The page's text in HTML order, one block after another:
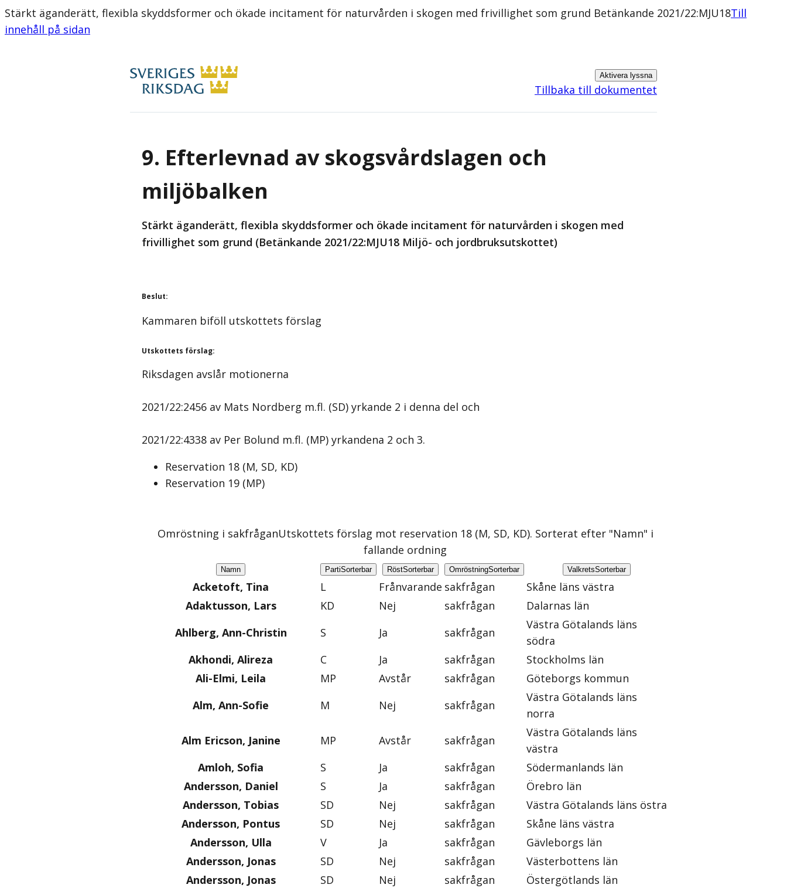
Stärkt äganderätt, flexibla skyddsformer och ökade incitament för naturvården i skogen med frivillighet som grund Betänkande 2021/22:MJU18Till
innehåll på sidan
Aktivera lyssna
Tillbaka till dokumentet
9. Efterlevnad av skogsvårdslagen och
miljöbalken
Stärkt äganderätt, flexibla skyddsformer och ökade incitament för naturvården i skogen med
frivillighet som grund (Betänkande 2021/22:MJU18 Miljö- och jordbruksutskottet)
Beslut:
Kammaren biföll utskottets förslag
Utskottets förslag:
Riksdagen avslår motionerna
2021/22:2456 av Mats Nordberg m.fl. (SD) yrkande 2 i denna del och
2021/22:4338 av Per Bolund m.fl. (MP) yrkandena 2 och 3.
Reservation 18 (M, SD, KD)
Reservation 19 (MP)
Omröstning i sakfråganUtskottets förslag mot reservation 18 (M, SD, KD). Sorterat efter "Namn" i
fallande ordning
Namn PartiSorterbar RöstSorterbar OmröstningSorterbar ValkretsSorterbar
Acketoft, Tina L Frånvarande sakfrågan
Skåne läns västra
Adaktusson, Lars
KD Nej sakfrågan
Dalarnas län
Ahlberg, Ann-Christin
S Ja sakfrågan
Västra Götalands läns
södra
Akhondi, Alireza
C Ja sakfrågan
Stockholms län
Ali-Elmi, Leila
MP Avstår sakfrågan
Göteborgs kommun
Alm, Ann-Sofie
M Nej sakfrågan
Västra Götalands läns
norra
Alm Ericson, Janine
MP Avstår sakfrågan
Västra Götalands läns
västra
Amloh, Sofia
S Ja sakfrågan
Södermanlands län
Andersson, Daniel
S Ja sakfrågan
Örebro län
Andersson, Tobias
SD Nej sakfrågan
Västra Götalands läns östra
Andersson, Pontus
SD Nej sakfrågan
Skåne läns västra
Andersson, Ulla
V Ja sakfrågan
Gävleborgs län
Andersson, Jonas
SD Nej sakfrågan
Västerbottens län
Andersson, Jonas
SD Nej sakfrågan
Östergötlands län